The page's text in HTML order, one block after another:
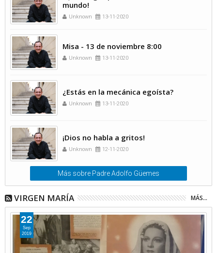
mundo!
Unknown 13-11-2020
Misa - 13 de noviembre 8:00
Unknown 13-11-2020
¿Estás en la mecánica egoísta?
Unknown 13-11-2020
¡Dios no habla a gritos!
Unknown 12-11-2020
Más sobre Padre Adolfo Güemes
VIRGEN MARÍA MÁS...
22
Sep
2019